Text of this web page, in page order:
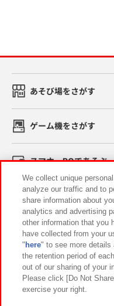
あそび場をさがす
ゲーム機をさがす
スマホ・PCであそぶ
イベント・キャンペー
関連会社 サス
プライバシーポリシー
お取引先さまとと
We collect unique
analyze our traffic and to
share information about
analytics and advertising
other information that you
have collected from your
" here" to see more details
the retention period of
out of our sharing of your
Please click [Do Not
exercise your right.